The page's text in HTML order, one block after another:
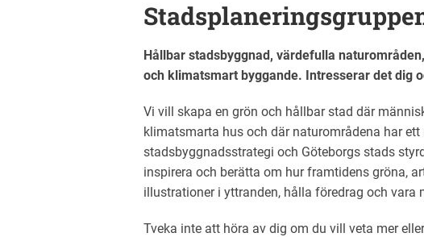
Hållbar stadsbyggnad, värdefulla
och klimatsmart byggande. Intresserar det dig
Vi vill skapa en grön och hållbar stad där
klimatsmarta hus och där naturområdena har
stadsbyggnadsstrategi och Göteborgs stads
inspirera och berätta om hur framtidens gröna,
illustrationer i yttranden, hålla föredrag och vara
Tveka inte att höra av dig om du vill veta mer